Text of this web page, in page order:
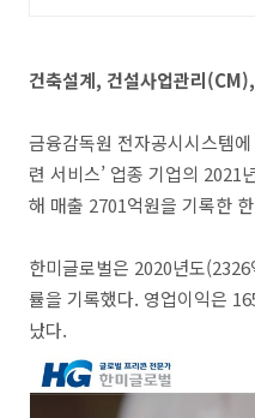
건축설계, 건설사업관리
금융감독원 전자공시시스템
련 서비스’ 업종 기업의 2021
해 매출 2701억원을 기록한
한미글로벌은 2020년도
률을 기록했다. 영업이익은
났다.